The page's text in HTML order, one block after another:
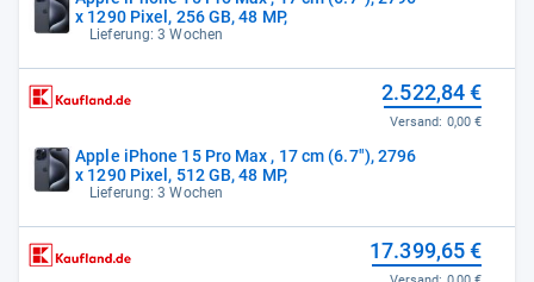
x 1290 Pixel, 256 GB, 48 MP,
Lieferung: 3 Wochen
Apple iPhone 15 Pro Max , 17 cm (6.7"), 2796
x 1290 Pixel, 512 GB, 48 MP,
Lieferung: 3 Wochen
2.522,84 €
Versand: 0,00 €
17.399,65 €